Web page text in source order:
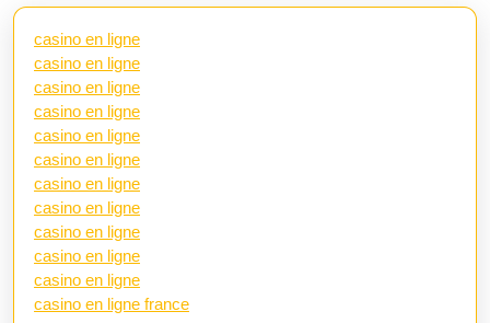
casino en ligne
casino en ligne
casino en ligne
casino en ligne
casino en ligne
casino en ligne
casino en ligne
casino en ligne
casino en ligne
casino en ligne
casino en ligne
casino en ligne france